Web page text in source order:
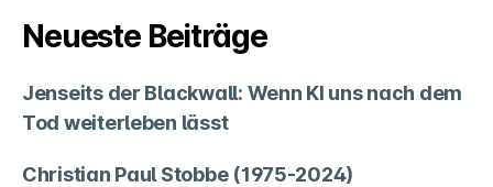
Neueste Beiträge
Jenseits der Blackwall: Wenn KI uns nach dem
Tod weiterleben lässt
Christian Paul Stobbe (1975-2024)